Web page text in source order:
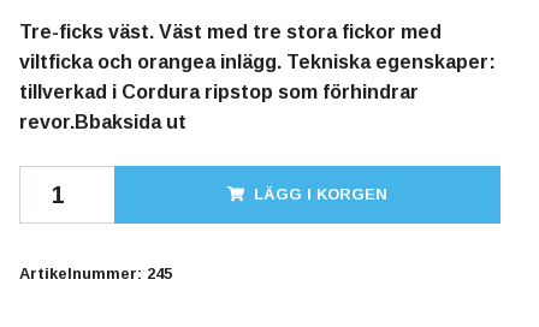
Tre-ficks väst. Väst med tre stora fickor med
viltficka och orangea inlägg. Tekniska egenskaper:
tillverkad i Cordura ripstop som förhindrar
revor.Bbaksida ut
LÄGG I KORGEN
Artikelnummer: 245